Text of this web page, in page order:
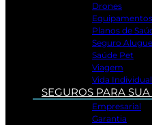
Drones
Planos de
Seguro
Saúde Pet
Viagem
Vida Individual
SEGUROS PARA
Empresarial
Garantia